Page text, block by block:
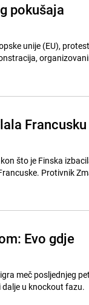
pokušaja
unije (EU),
Francusku
što je Finska
Protivnik
Evo gdje
meč posljednjeg
u knockout fazu.